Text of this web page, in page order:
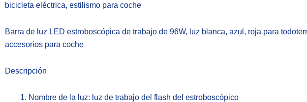
bicicleta eléctrica, estilismo para coche
Barra de luz LED estroboscópica de trabajo de 96W, luz blanca, azul, roja para
accesorios para coche
Descripción
Nombre de la luz: luz de trabajo del flash del estroboscópico